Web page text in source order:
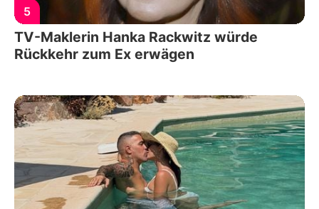
5
TV-Maklerin Hanka Rackwitz würde
Rückkehr zum Ex erwägen